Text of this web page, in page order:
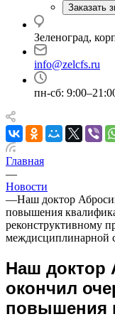
Заказать
Зеленоград,
info@zelcfs.ru
пн-сб:
Главная
—
Новости
—Наш доктор
повышения
реконструктивному
междисциплинарной
Наш доктор
окончил
повышения